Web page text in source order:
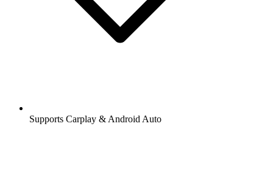
Supports Carplay & Android Auto